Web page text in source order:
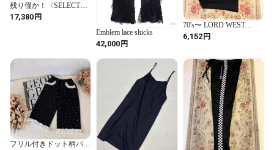
残り僅か！〈SELECT〉
バイカラーベルトワイド
パンツ 302742
17,380円
Emblem lace slucks
42,000円
70's〜 LORD WEST
adjuster side line slacks
6,152円
フリル付きドット柄パン